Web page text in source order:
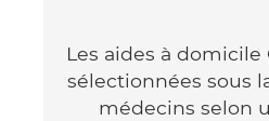
Les aides à domicile
sélectionnées sous
médecins selon